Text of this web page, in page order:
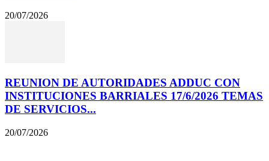
20/07/2026
REUNION DE AUTORIDADES ADDUC CON
INSTITUCIONES BARRIALES 17/6/2026 TEMAS
DE SERVICIOS...
20/07/2026